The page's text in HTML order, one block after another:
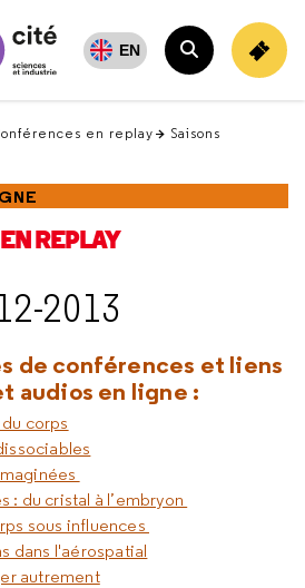
EN
Rechercher
en replay
Saisons
REPLAY
2013
de conférences et liens
audios en ligne :
corps
: du cristal à l’embryon
sous influences
dans l'aérospatial
autrement